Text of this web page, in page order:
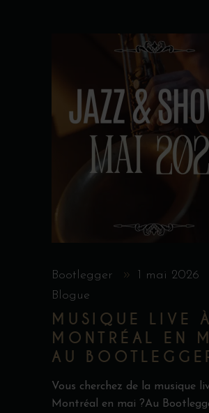
Bootlegger
1 mai 2026
Blogue
MUSIQUE LIVE À
MONTRÉAL EN
AU
Vous cherchez de la musique
Montréal en mai ?Au